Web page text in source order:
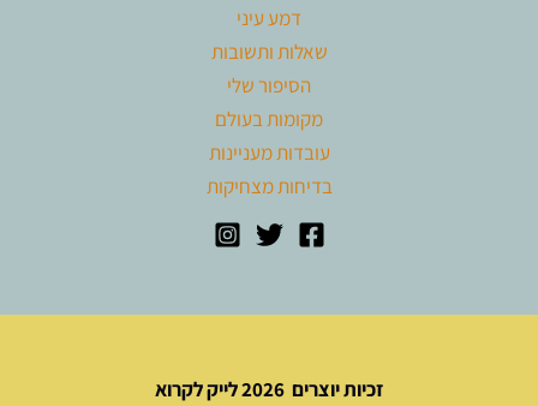
דמע עיני
שאלות ותשובות
הסיפור שלי
מקומות בעולם
עובדות מעניינות
בדיחות מצחיקות
זכיות יוצרים 2026 לייק לקרוא